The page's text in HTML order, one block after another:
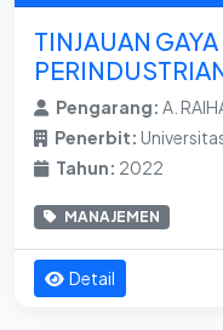
TINJAUAN
Pengarang: A.
Penerbit:
Tahun: 2022
MANAJEMEN
Detail